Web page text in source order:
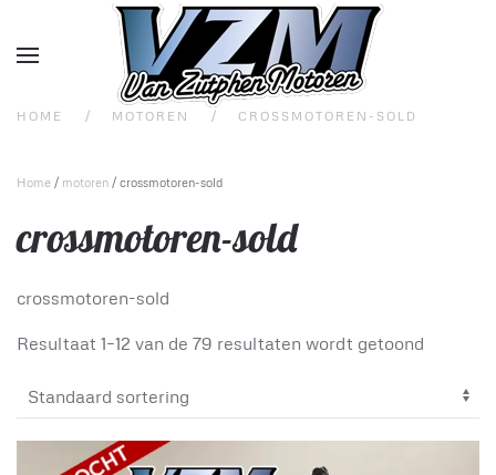
Overslaan en naar de inhoud gaan
HOME MOTOREN CROSSMOTOREN-SOLD
Home / motoren / crossmotoren-sold
crossmotoren-sold
crossmotoren-sold
Resultaat 1–12 van de 79 resultaten wordt getoond